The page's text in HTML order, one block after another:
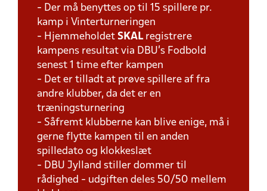
- Der må benyttes op til 15 spillere pr.
kamp i Vinterturneringen
- Hjemmeholdet SKAL registrere
kampens resultat via DBU's Fodbold
senest 1 time efter kampen
- Det er tilladt at prøve spillere af fra
andre klubber, da det er en
træningsturnering
- Såfremt klubberne kan blive enige, må i
gerne flytte kampen til en anden
spilledato og klokkeslæt
- DBU Jylland stiller dommer til
rådighed - udgiften deles 50/50 mellem